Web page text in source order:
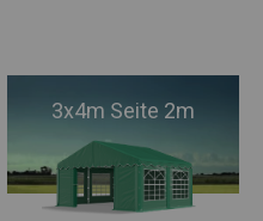
3x4m Seite 2m